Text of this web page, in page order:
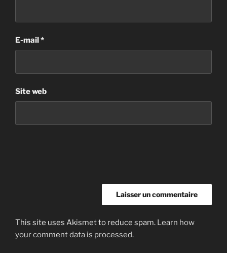
E-mail*
Site web
This site uses Akismet to reduce spam. Learn how
your comment data is processed.